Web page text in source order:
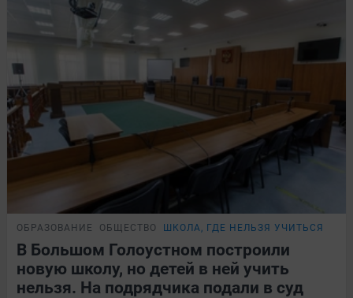
ОБРАЗОВАНИЕ ОБЩЕСТВО ШКОЛА, ГДЕ НЕЛЬЗЯ УЧИТЬСЯ
В Большом Голоустном построили
новую школу, но детей в ней учить
нельзя. На подрядчика подали в суд